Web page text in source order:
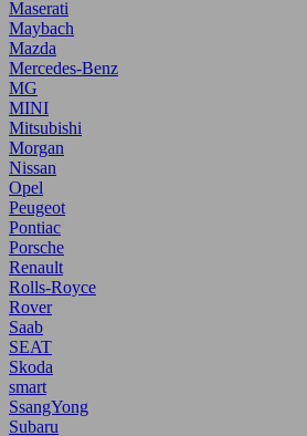
Maserati
Maybach
Mazda
Mercedes-Benz
MG
MINI
Mitsubishi
Morgan
Nissan
Opel
Peugeot
Pontiac
Porsche
Renault
Rolls-Royce
Rover
Saab
SEAT
Skoda
smart
SsangYong
Subaru